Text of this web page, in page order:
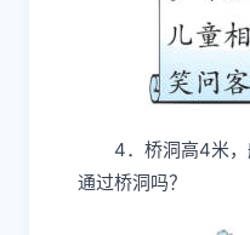
4．桥洞高4米
通过桥洞吗？